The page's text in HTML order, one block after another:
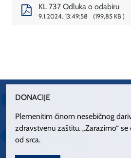
KL 737 Odluka o odabiru
9.1.2024. 13:49:58 199,85 KB
DONACIJE
Plemenitim činom nesebičnog
zdravstvenu zaštitu. „Zarazimo“
od srca.